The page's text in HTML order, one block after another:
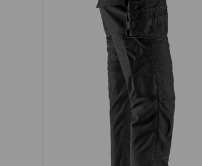
Puzdrové nohavice do pása
e.s.vintage